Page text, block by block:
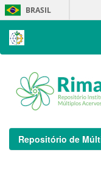
Skip
navigation
BRASIL
Repositório de